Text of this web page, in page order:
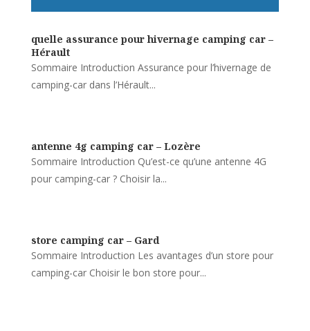
quelle assurance pour hivernage camping car –
Hérault
Sommaire Introduction Assurance pour l’hivernage de
camping-car dans l’Hérault...
antenne 4g camping car – Lozère
Sommaire Introduction Qu’est-ce qu’une antenne 4G
pour camping-car ? Choisir la...
store camping car – Gard
Sommaire Introduction Les avantages d’un store pour
camping-car Choisir le bon store pour...